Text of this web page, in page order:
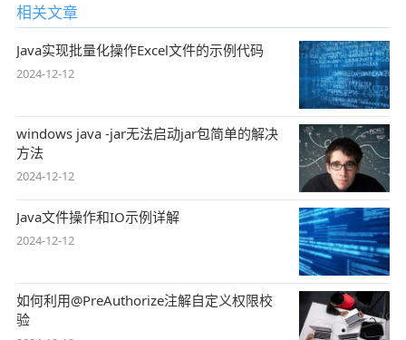
相关文章
Java实现批量化操作Excel文件的示例代码
2024-12-12
windows java -jar无法启动jar包简单的解决
方法
2024-12-12
Java文件操作和IO示例详解
2024-12-12
如何利用@PreAuthorize注解自定义权限校
验